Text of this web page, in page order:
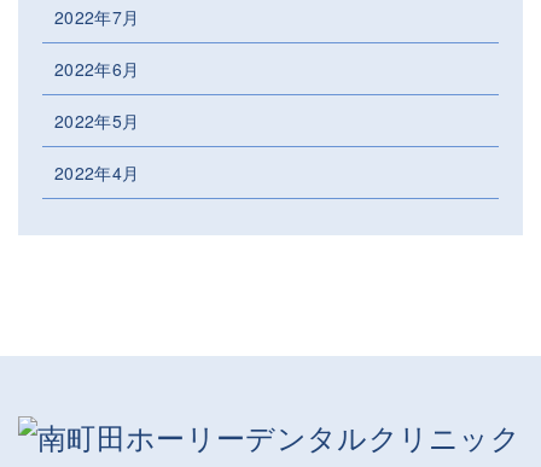
2022年7月
2022年6月
2022年5月
2022年4月